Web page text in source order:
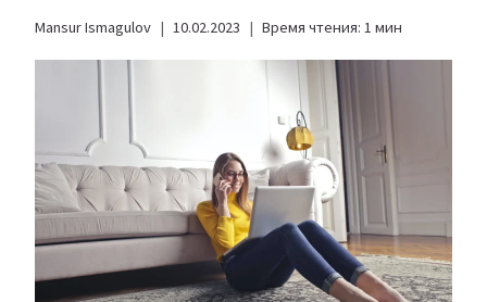
Mansur Ismagulov 10.02.2023 Время чтения: 1 мин